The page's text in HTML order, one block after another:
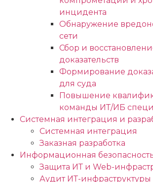
инцидента
Обнаружение
сети
Сбор и
доказательств
Формирование
для суда
Повышение
команды ИТ/ИБ
Системная интеграция и
Системная интеграция
Заказная разработка
Информационная
Защита ИТ и Web-
Аудит ИТ-инфраструктуры